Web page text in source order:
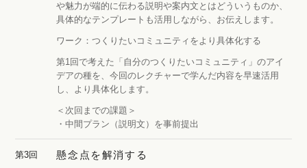
や魅力が端的に伝わる説明や案内文とはどういうものか、
具体的なテンプレートも活用しながら、お伝えします。
ワーク：つくりたいコミュニティをより具体化する
第1回で考えた「自分のつくりたいコミュニティ」のアイ
デアの種を、今回のレクチャーで学んだ内容を早速活用
し、より具体化します。
＜次回までの課題＞
・中間プラン（説明文）を事前提出
第3回 懸念点を解消する